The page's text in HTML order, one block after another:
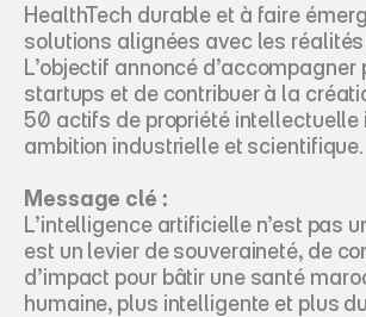
HealthTech durable et à faire
solutions alignées avec les
L’objectif annoncé d’accompagner
startups et de contribuer à la
50 actifs de propriété
ambition industrielle et scientifique.
Message clé :
L’intelligence artificielle n’est pas
est un levier de souveraineté, de
d’impact pour bâtir une santé
humaine, plus intelligente et plus